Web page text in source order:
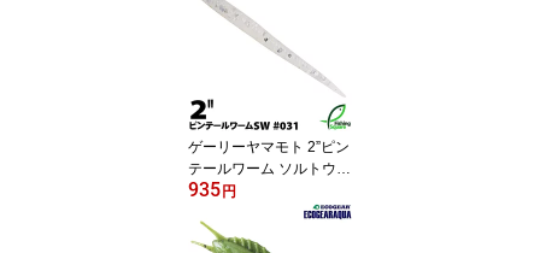
ゲーリーヤマモト 2”ピン
テールワーム ソルトウォ
ーター 031 パールホワイ
ト/シルバーフレーク【ワ
ーム】【2インチ】
935 円